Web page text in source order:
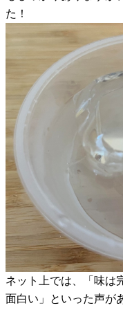
た！
ネット上では、「味は
面白い」といった声が